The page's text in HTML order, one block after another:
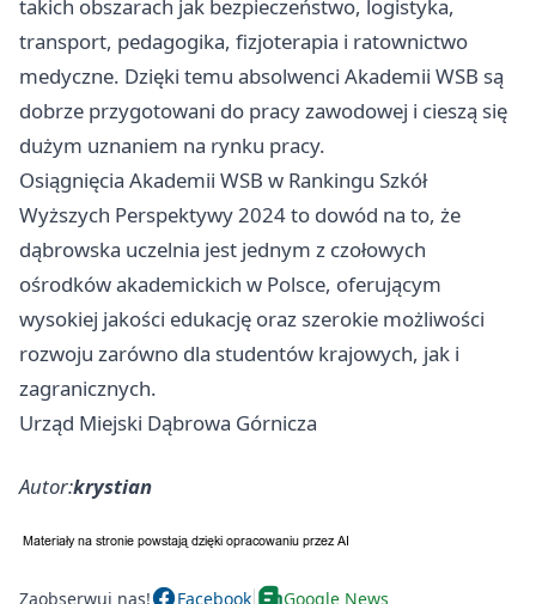
takich obszarach jak bezpieczeństwo, logistyka,
transport, pedagogika, fizjoterapia i ratownictwo
medyczne. Dzięki temu absolwenci Akademii WSB są
dobrze przygotowani do pracy zawodowej i cieszą się
dużym uznaniem na rynku pracy.
Osiągnięcia Akademii WSB w Rankingu Szkół
Wyższych Perspektywy 2024 to dowód na to, że
dąbrowska uczelnia jest jednym z czołowych
ośrodków akademickich w Polsce, oferującym
wysokiej jakości edukację oraz szerokie możliwości
rozwoju zarówno dla studentów krajowych, jak i
zagranicznych.
Urząd Miejski Dąbrowa Górnicza
Autor:krystian
Zaobserwuj nas! Facebook Google News